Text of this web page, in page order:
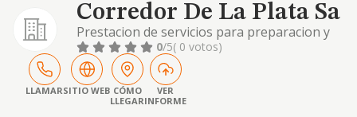
Corredor De La Plata Sa
Prestacion de servicios para preparacion y
desarrollo de nuevas actividades
empresariales y modernizacion de las
existentes estudio y establecimiento de
plantas generales de aprovechamiento,
coordinacion de actividades s
0/5( 0 votos)
LLAMARSITIO WEB CÓMO
LLEGAR
VER
INFORME